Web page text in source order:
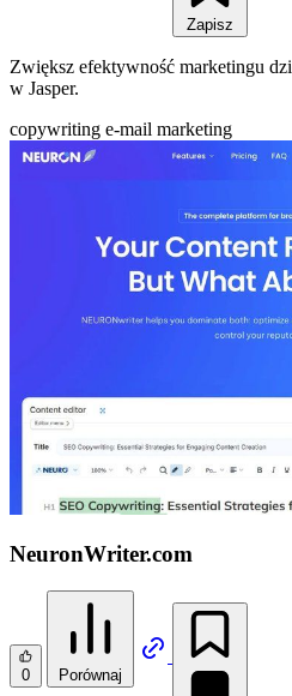
Zapisz
Zwiększ efektywność marketingu
w Jasper.
copywriting e-mail marketing
NeuronWriter.com
0 Porównaj